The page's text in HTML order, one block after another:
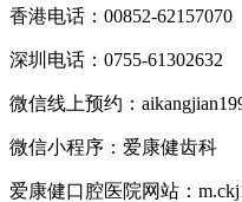
香港电话：00852-62157070
深圳电话：0755-61302632
微信线上预约：
微信小程序：爱康健齿科
爱康健口腔医院网站：